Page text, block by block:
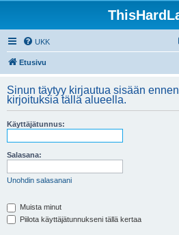
UKK
Etusivu
Sinun täytyy kirjautua sisään
kirjoituksia tällä alueella.
Käyttäjätunnus:
Salasana:
Unohdin salasanani
Muista minut
Piilota käyttäjätunnukseni tällä kertaa